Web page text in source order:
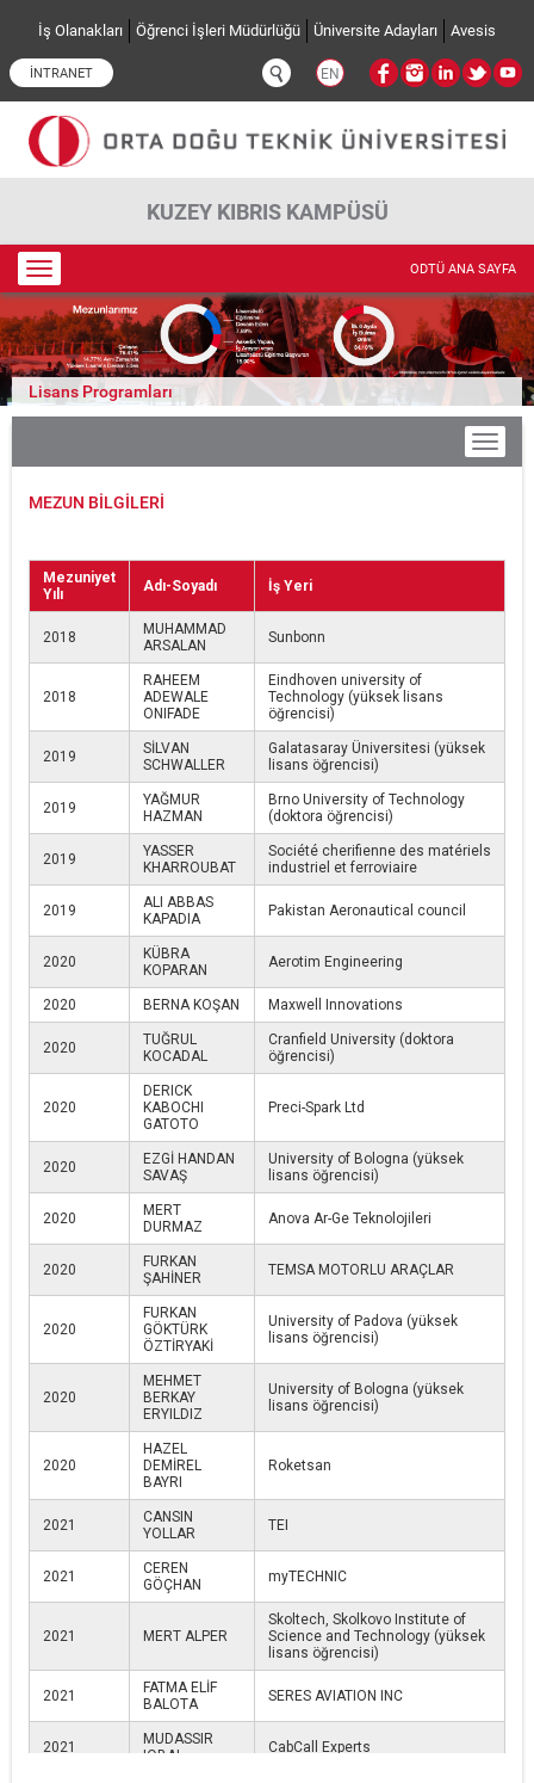
İş Olanakları Öğrenci İşleri Müdürlüğü Üniversite Adayları Avesis
İNTRANET EN
KUZEY KIBRIS KAMPÜSÜ
Toggle
navigation
ODTÜ ANA SAYFA
Lisans Programları
MEZUN BILGILERI